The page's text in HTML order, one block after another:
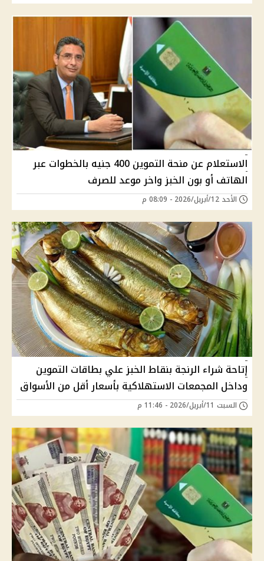
الاستعلام عن منحة التموين 400 جنيه بالخطوات عبر
الهاتف أو بون الخبز واخر موعد للصرف
الأحد 12/أبريل/2026 - 08:09 م
إتاحة شراء الرنجة بنقاط الخبز علي بطاقات التموين
وداخل المجمعات الاستهلاكية بأسعار أقل من الأسواق
السبت 11/أبريل/2026 - 11:46 م